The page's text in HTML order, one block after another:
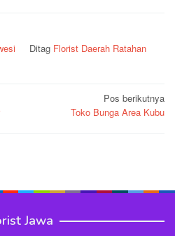
Ditag Florist Daerah Ratahan
Pos berikutnya
Toko Bunga Area Kubu
Jawa